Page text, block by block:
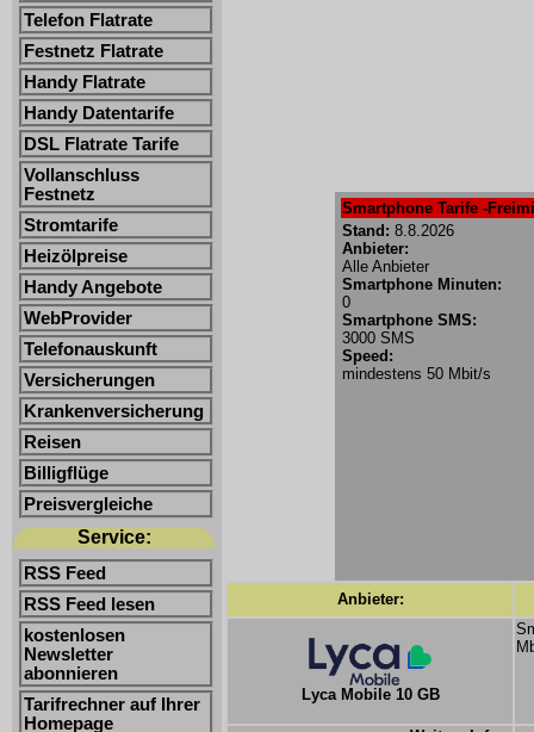
Telefon Flatrate
Festnetz Flatrate
Handy Flatrate
Handy Datentarife
DSL Flatrate Tarife
Vollanschluss
Festnetz
Stromtarife
Heizölpreise
Handy Angebote
WebProvider
Telefonauskunft
Versicherungen
Krankenversicherung
Reisen
Billigflüge
Preisvergleiche
Service:
RSS Feed
RSS Feed lesen
kostenlosen
Newsletter
abonnieren
Tarifrechner auf Ihrer
Homepage
Smartphone Tarife -
Stand: 8.8.2026
Anbieter:
Alle Anbieter
Smartphone Minuten:
0
Smartphone SMS:
3000 SMS
Speed:
mindestens 50 Mbit/s
Anbieter:
Lyca Mobile 10 GB